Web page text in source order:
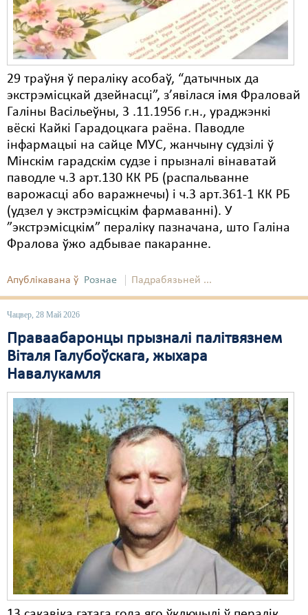
29 траўня ў пераліку асобаў, “датычных да
экстрэмісцкай дзейнасці”, з’явілася імя Фраловай
Галіны Васільеўны, 3 .11.1956 г.н., ураджэнкі
вёскі Кайкі Гарадоцкага раёна. Паводле
інфармацыі на сайце МУС, жанчыну судзілі ў
Мінскім гарадскім судзе і прызналі вінаватай
паводле ч.3 арт.130 КК РБ (распальванне
варожасці або варажнечы) і ч.3 арт.361-1 КК РБ
(удзел у экстрэмісцкім фармаванні). У
”экстрэмісцкім” пераліку пазначана, што Галіна
Фралова ўжо адбывае пакаранне.
Апублікавана ў Рознае Падрабязьней ...
Чацвер, 28 Май 2026
Праваабаронцы прызналі палітвязнем
Віталя Галубоўскага, жыхара
Навалукамля